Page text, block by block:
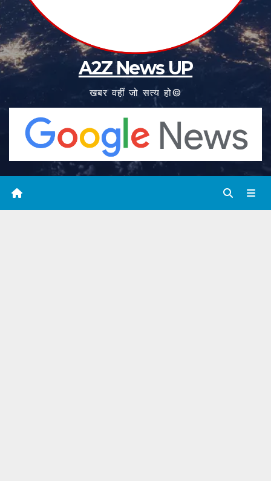
A2Z News UP
खबर वहीं जो सत्य हो©